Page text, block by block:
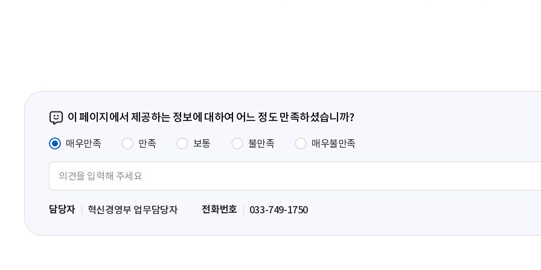
이 페이지에서 제공하는 정보에 대하여 어느 정도 만족하셨습니까?
매우만족 만족 보통 불만족 매우불만족
력
담당자 혁신경영부 업무담당자 전화번호 033-749-1750